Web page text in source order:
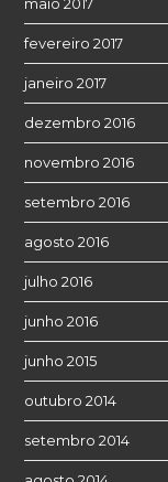
fevereiro 2017
janeiro 2017
dezembro 2016
novembro 2016
setembro 2016
agosto 2016
julho 2016
junho 2016
junho 2015
outubro 2014
setembro 2014